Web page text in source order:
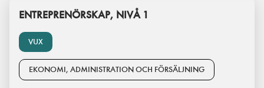
VUX
ENTREPRENÖRSKAP, NIVÅ 1
EKONOMI, ADMINISTRATION OCH FÖRSÄLJNING